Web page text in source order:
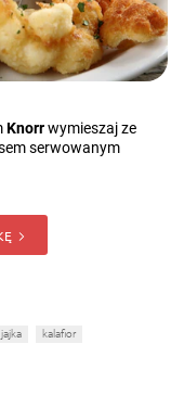
Knorrwymieszaj ze
serwowanym
jajka kalafior